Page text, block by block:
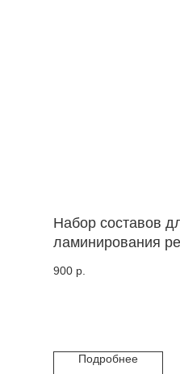
Набор составов
ламинирования
FreiAVIVER
900 р.
Подробнее